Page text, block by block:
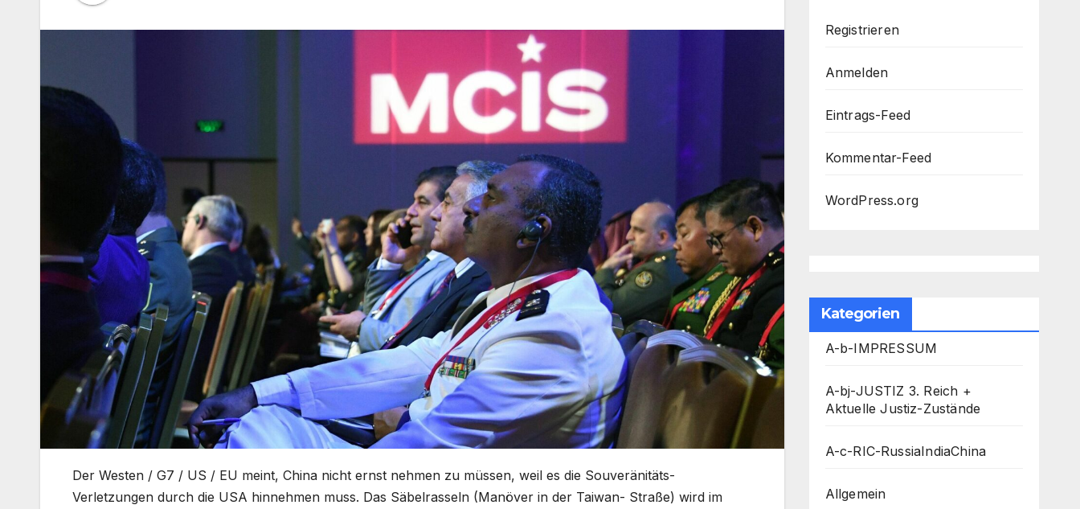
Der Westen / G7 / US / EU meint, China nicht ernst nehmen zu müssen, weil es die Souveränitäts-
Verletzungen durch die USA hinnehmen muss. Das Säbelrasseln (Manöver in der Taiwan- Straße) wird im
Registrieren
Anmelden
Eintrags-Feed
Kommentar-Feed
WordPress.org
Kategorien
A-b-IMPRESSUM
A-bj-JUSTIZ 3. Reich +
Aktuelle Justiz-Zustände
A-c-RIC-RussiaIndiaChina
Allgemein